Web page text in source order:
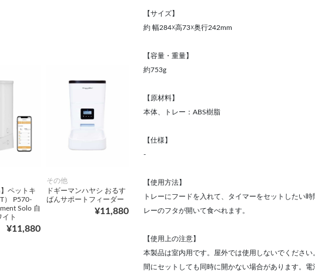
ペットキ
） P570-
Solo 自
ト
¥11,880
その他
ドギーマンハヤシ おるす
ばんサポートフィーダー
¥11,880
【サイズ】
約 幅284☓高73☓奥行242mm
【容量・重量】
約753g
【原材料】
本体、トレー：ABS樹脂
【仕様】
-
【使用方法】
トレーにフードを入れて、タイマーをセットしたい
レーのフタが開いて食べれます。
【使用上の注意】
本製品は室内用です。屋外では使用しないでくださ
間にセットしても同時に開かない場合があります。